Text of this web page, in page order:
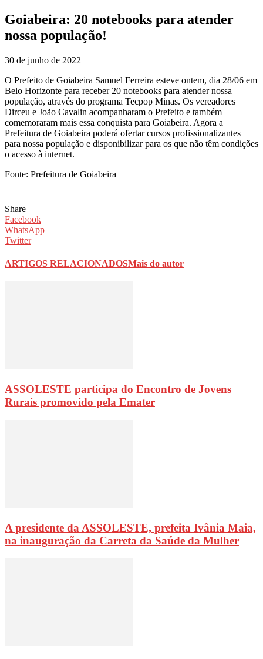
Goiabeira: 20 notebooks para atender
nossa população!
30 de junho de 2022
O Prefeito de Goiabeira Samuel Ferreira esteve ontem, dia 28/06 em
Belo Horizonte para receber 20 notebooks para atender nossa
população, através do programa Tecpop Minas. Os vereadores
Dirceu e João Cavalin acompanharam o Prefeito e também
comemoraram mais essa conquista para Goiabeira. Agora a
Prefeitura de Goiabeira poderá ofertar cursos profissionalizantes
para nossa população e disponibilizar para os que não têm condições
o acesso à internet.
Fonte: Prefeitura de Goiabeira
Share
Facebook
WhatsApp
Twitter
ARTIGOS RELACIONADOSMais do autor
ASSOLESTE participa do Encontro de Jovens
Rurais promovido pela Emater
A presidente da ASSOLESTE, prefeita Ivânia Maia,
na inauguração da Carreta da Saúde da Mulher